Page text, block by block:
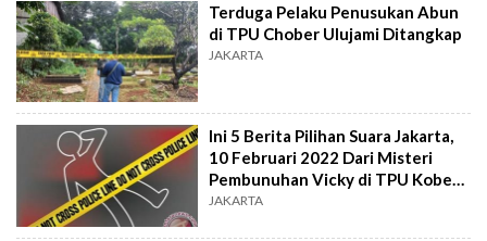
Terduga Pelaku Penusukan Abun
di TPU Chober Ulujami Ditangkap
JAKARTA
Ini 5 Berita Pilihan Suara Jakarta,
10 Februari 2022 Dari Misteri
Pembunuhan Vicky di TPU Kober
Hingga Guru Ngaji Cabul
JAKARTA